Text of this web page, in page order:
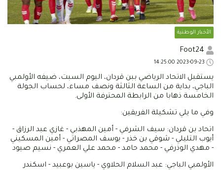
الأخبار الوطنية
يستقبل الاتحاد الرياضي ببن قردان، اليوم السبت، ضيفه الأولمبي
الباجي، بداية من الساعة الثالثة ونصف مساء، لحساب الجولة
الخامسة ذهابا من الرابطة المحترفة الأولى.
وفي ما يلي تشكيلة الفريقين:
اتحاد بن قردان: سيف الشرفي - أمين المهذبي - غازي عبد الرزاق -
أيوب التليلي - شوقي بن خذر - يوسف المصراتي - أمين المسكيني
- مهدي الوذرفي - محمد حامد - محمد علي العمري - نسيم صيود
الأولمبي الباجي: عبد السلام الحلاوي - ياسين بوعبيد - اسكندر